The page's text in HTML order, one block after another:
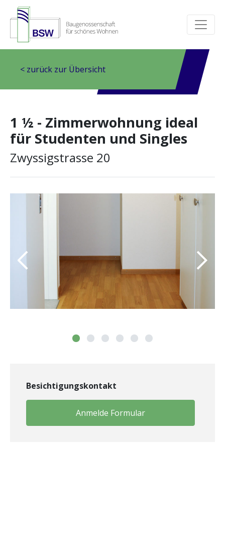
< zurück zur Übersicht
1 ½ - Zimmerwohnung ideal
für Studenten und Singles
Zwyssigstrasse 20
Besichtigungskontakt
Anmelde Formular